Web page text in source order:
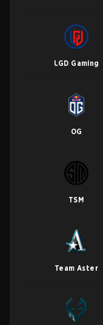
LGD Gaming
OG
TSM
Team Aster